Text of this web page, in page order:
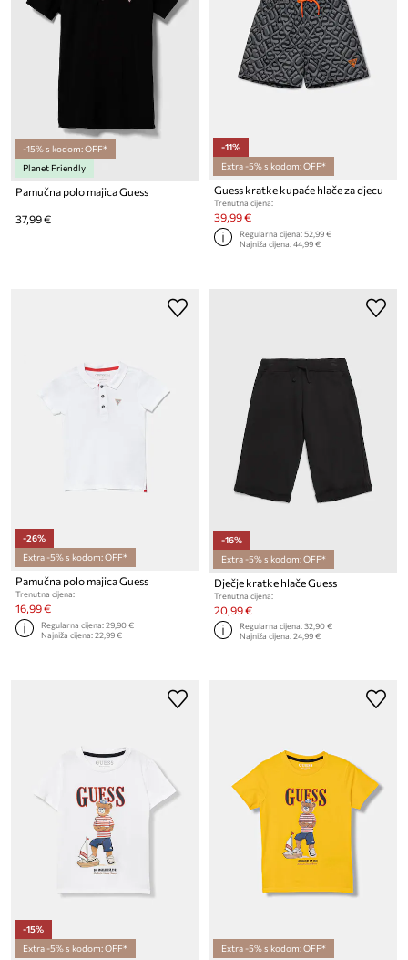
-15% s kodom: OFF*
Planet Friendly
Pamučna polo majica Guess
37,99 €
-11%
Extra -5% s kodom: OFF*
Guess kratke kupaće hlače za djecu
Trenutna cijena:
39,99 €
Regularna cijena:52,99 €
Najniža cijena:44,99 €
-26%
Extra -5% s kodom: OFF*
Pamučna polo majica Guess
Trenutna cijena:
16,99 €
Regularna cijena:29,90 €
Najniža cijena:22,99 €
-16%
Extra -5% s kodom: OFF*
Dječje kratke hlače Guess
Trenutna cijena:
20,99 €
Regularna cijena:32,90 €
Najniža cijena:24,99 €
-15%
Extra -5% s kodom: OFF*
Extra -5% s kodom: OFF*